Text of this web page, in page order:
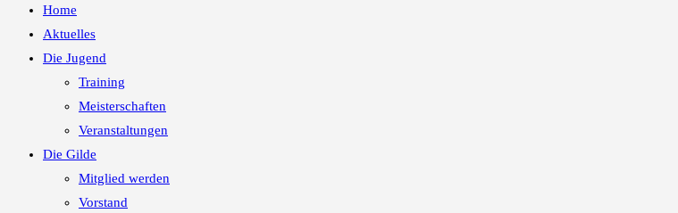
Home
Aktuelles
Die Jugend
Training
Meisterschaften
Veranstaltungen
Die Gilde
Mitglied werden
Vorstand